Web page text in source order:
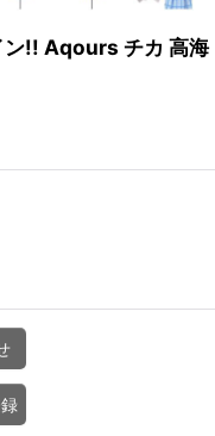
!! Aqours チカ 高海